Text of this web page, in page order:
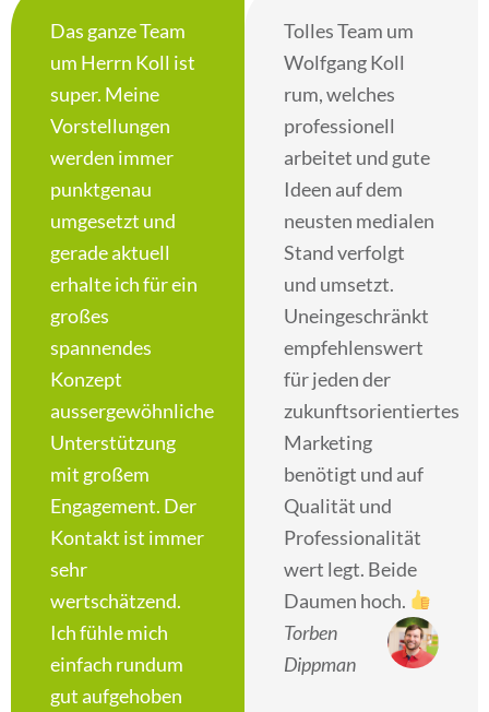
Das ganze Team
um Herrn Koll ist
super. Meine
Vorstellungen
werden immer
punktgenau
umgesetzt und
gerade aktuell
erhalte ich für ein
großes
spannendes
Konzept
aussergewöhnliche
Unterstützung
mit großem
Engagement. Der
Kontakt ist immer
sehr
wertschätzend.
Ich fühle mich
einfach rundum
gut aufgehoben
Tolles Team um
Wolfgang Koll
rum, welches
professionell
arbeitet und gute
Ideen auf dem
neusten medialen
Stand verfolgt
und umsetzt.
Uneingeschränkt
empfehlenswert
für jeden der
zukunftsorientiertes
Marketing
benötigt und auf
Qualität und
Professionalität
wert legt. Beide
Daumen hoch.
Torben
Dippman